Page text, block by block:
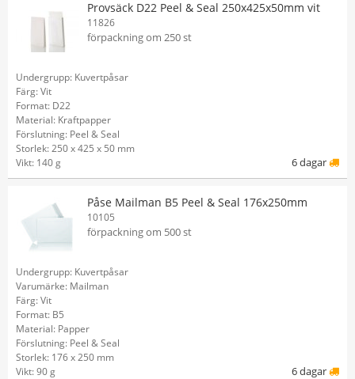
Provsäck D22 Peel & Seal 250x425x50mm vit
11826
förpackning om 250 st
Undergrupp: Kuvertpåsar
Färg: Vit
Format: D22
Material: Kraftpapper
Förslutning: Peel & Seal
Storlek: 250 x 425 x 50 mm
Vikt: 140 g
6 dagar
Påse Mailman B5 Peel & Seal 176x250mm
10105
förpackning om 500 st
Undergrupp: Kuvertpåsar
Varumärke: Mailman
Färg: Vit
Format: B5
Material: Papper
Förslutning: Peel & Seal
Storlek: 176 x 250 mm
Vikt: 90 g
6 dagar